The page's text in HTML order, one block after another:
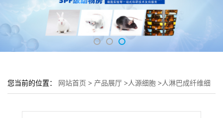
您当前的位置： 网站首页 > 产品展厅 >人源细胞 >人淋巴成纤维细